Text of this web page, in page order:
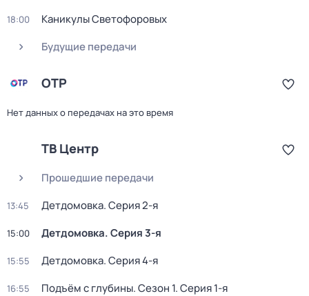
18:00
Каникулы Светофоровых
Будущие передачи
ОТР
Нет данных о передачах на это время
ТВ Центр
Прошедшие передачи
13:45 Детдомовка. Серия 2-я
15:00 Детдомовка. Серия 3-я
15:55 Детдомовка. Серия 4-я
16:55 Подъём с глубины. Сезон 1. Серия 1-я